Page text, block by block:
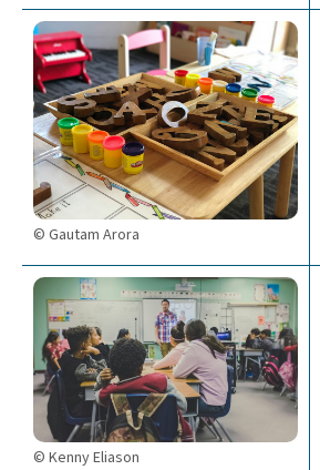
© Gautam Arora
© Kenny Eliason